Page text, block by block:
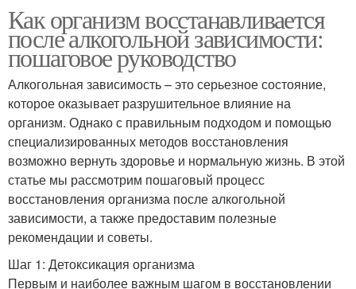
Как организм восстанавливается
после алкогольной зависимости:
пошаговое руководство
Алкогольная зависимость – это серьезное состояние,
которое оказывает разрушительное влияние на
организм. Однако с правильным подходом и помощью
специализированных методов восстановления
возможно вернуть здоровье и нормальную жизнь. В этой
статье мы рассмотрим пошаговый процесс
восстановления организма после алкогольной
зависимости, а также предоставим полезные
рекомендации и советы.
Шаг 1: Детоксикация организма
Первым и наиболее важным шагом в восстановлении